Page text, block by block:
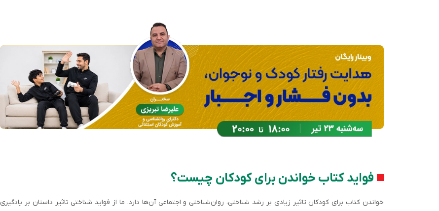
فواید کتاب خواندن برای کودکان چیست؟
خواندن کتاب برای کودکان تاثیر زیادی بر رشد شناختی، روان‌شناختی و اجتماعی آن‌ها دارد. ما از فواید شناختی تاثیر داستان بر یادگیری